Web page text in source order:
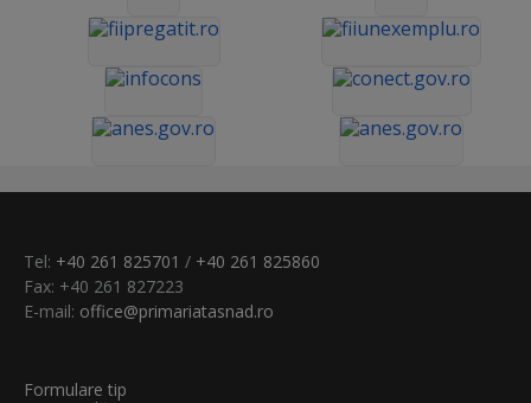
Tel: +40 261 825701 / +40 261 825860
Fax: +40 261 827223
E-mail: office@primariatasnad.ro
Formulare tip